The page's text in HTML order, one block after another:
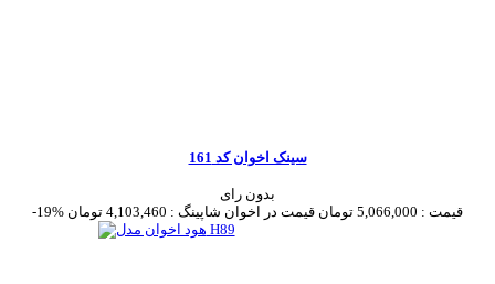
سینک اخوان کد 161
بدون رای
-19%
قیمت : 5,066,000 تومان قیمت در اخوان شاپینگ : 4,103,460 تومان